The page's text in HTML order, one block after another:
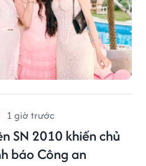
1 giờ trước
SN 2010 khiến chủ
báo Công an